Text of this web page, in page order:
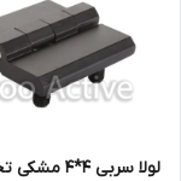
لولا سربی ۴*۴